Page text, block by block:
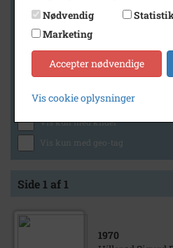
Generelt
Vis kun med billeder
Vis kun med lydklip
Vis kun med kilder
Vis kun med geo-tag
Side 1 af 1
1970
Nødvendig
Marketing
Accepter nødvendige
Vis cookie oplysninger